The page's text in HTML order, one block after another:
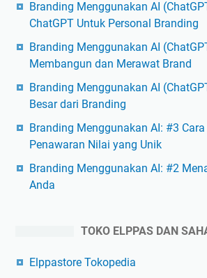
Branding Menggunakan AI
ChatGPT Untuk Personal Branding
Branding Menggunakan AI
Membangun dan Merawat Brand
Branding Menggunakan AI
Besar dari Branding
Branding Menggunakan AI: #3
Penawaran Nilai yang Unik
Branding Menggunakan AI: #2
Anda
TOKO ELPPAS DAN
Elppastore Tokopedia